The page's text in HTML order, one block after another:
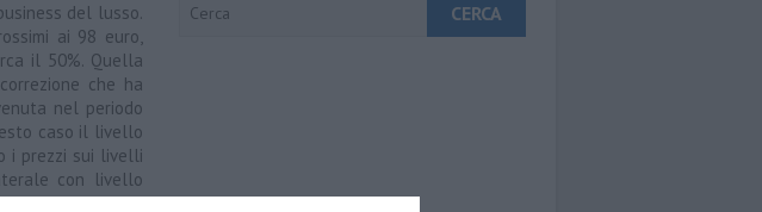
del lusso.
ai 98 euro,
il 50%. Quella
che ha
nel periodo
caso il livello
i prezzi sui livelli
con livello
Durante le ultime